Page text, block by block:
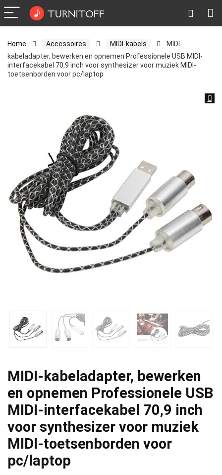
Home Accessoires MIDI-kabels
MIDI-
kabeladapter, bewerken en opnemen Professionele USB MIDI-
interfacekabel 70,9 inch voor synthesizer voor muziek MIDI-
toetsenborden voor pc/laptop
MIDI-kabeladapter, bewerken
en opnemen Professionele USB
MIDI-interfacekabel 70,9 inch
voor synthesizer voor muziek
MIDI-toetsenborden voor
pc/laptop